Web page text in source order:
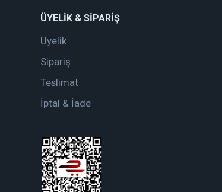
ÜYELİK & SİPARİŞ
Üyelik
Sipariş
Teslimat
İptal & İade